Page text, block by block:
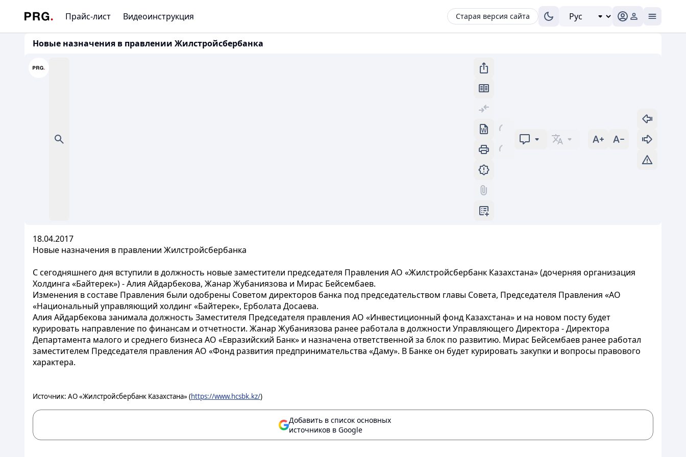
Прайс-лист Видеоинструкция Старая версия сайта
Новые назначения в правлении Жилстройсбербанка
18.04.2017
Новые назначения в правлении Жилстройсбербанка
С сегодняшнего дня вступили в должность новые заместители председателя Правления АО «Жилстройсбербанк Казахстана» (дочерняя организация
Холдинга «Байтерек») - Алия Айдарбекова, Жанар Жубаниязова и Мирас Бейсембаев.
Изменения в составе Правления были одобрены Советом директоров банка под председательством главы Совета, Председателя Правления «АО
«Национальный управляющий холдинг «Байтерек», Ерболата Досаева.
Алия Айдарбекова занимала должность Заместителя Председателя правления АО «Инвестиционный фонд Казахстана» и на новом посту будет
курировать направление по финансам и отчетности. Жанар Жубаниязова ранее работала в должности Управляющего Директора - Директора
Департамента малого и среднего бизнеса АО «Евразийский Банк» и назначена ответственной за блок по развитию. Мирас Бейсембаев ранее работал
заместителем Председателя правления АО «Фонд развития предпринимательства «Даму». В Банке он будет курировать закупки и вопросы правового
характера.
Источник: АО «Жилстройсбербанк Казахстана» (https://www.hcsbk.kz/)
Добавить в список основных
источников в Google